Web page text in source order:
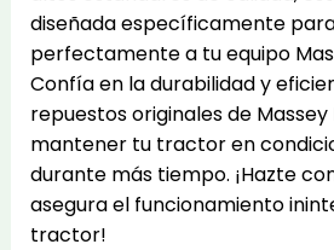
diseñada específicamente
perfectamente a tu equipo
Confía en la durabilidad y
repuestos originales de
mantener tu tractor en
durante más tiempo. ¡Hazte
asegura el funcionamiento
tractor!